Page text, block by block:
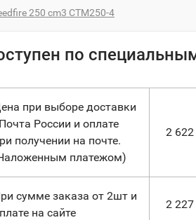
250 cm3 CTM250-4
по
при выборе доставки
России и оплате
получении на почте.
платежом)
2 622
сумме заказа от 2шт и
на сайте
2 227